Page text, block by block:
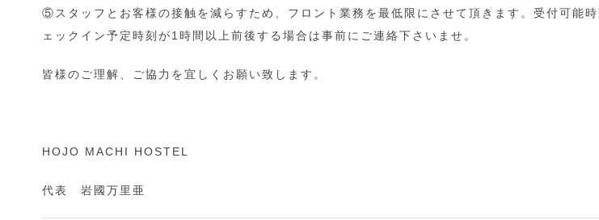
⑤スタッフとお客様の接触を減らすため、フロント業務を最低限にさせて頂きます。受付可
ェックイン予定時刻が1時間以上前後する場合は事前にご連絡下さいませ。
皆様のご理解、ご協力を宜しくお願い致します。
HOJO MACHI HOSTEL
代表 岩國万里亜